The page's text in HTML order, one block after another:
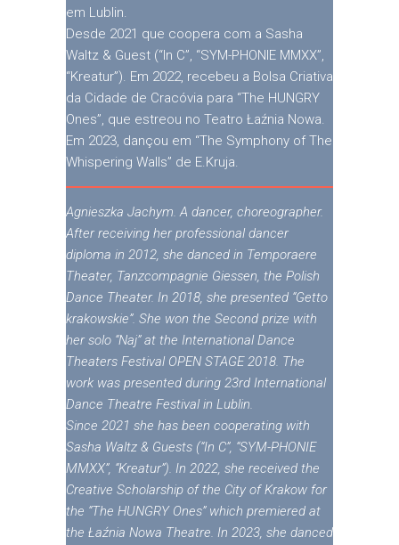
em Lublin.
Desde 2021 que coopera com a Sasha
Waltz & Guest (“In C”, “SYM-PHONIE MMXX”,
“Kreatur”). Em 2022, recebeu a Bolsa Criativa
da Cidade de Cracóvia para “The HUNGRY
Ones”, que estreou no Teatro Łaźnia Nowa.
Em 2023, dançou em “The Symphony of The
Whispering Walls” de E.Kruja.
Agnieszka Jachym. A dancer, choreographer.
After receiving her professional dancer
diploma in 2012, she danced in Temporaere
Theater, Tanzcompagnie Giessen, the Polish
Dance Theater. In 2018, she presented “Getto
krakowskie”. She won the Second prize with
her solo “Naj” at the International Dance
Theaters Festival OPEN STAGE 2018. The
work was presented during 23rd International
Dance Theatre Festival in Lublin.
Since 2021 she has been cooperating with
Sasha Waltz & Guests (“In C”, “SYM-PHONIE
MMXX”, “Kreatur”). In 2022, she received the
Creative Scholarship of the City of Krakow for
the “The HUNGRY Ones” which premiered at
the Łaźnia Nowa Theatre. In 2023, she danced